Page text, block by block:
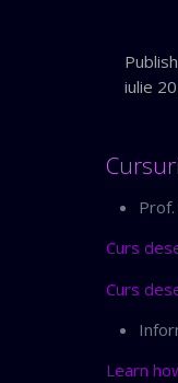
iulie
Cursuri
Curs
Curs
Learn